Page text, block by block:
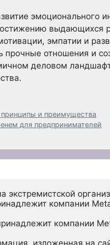
эмоционального
выдающихся
эмпатии и
прочные отношения и
деловом
принципы и преимущества
для предпринимателей
экстремистской
компании
компании
изложенная на